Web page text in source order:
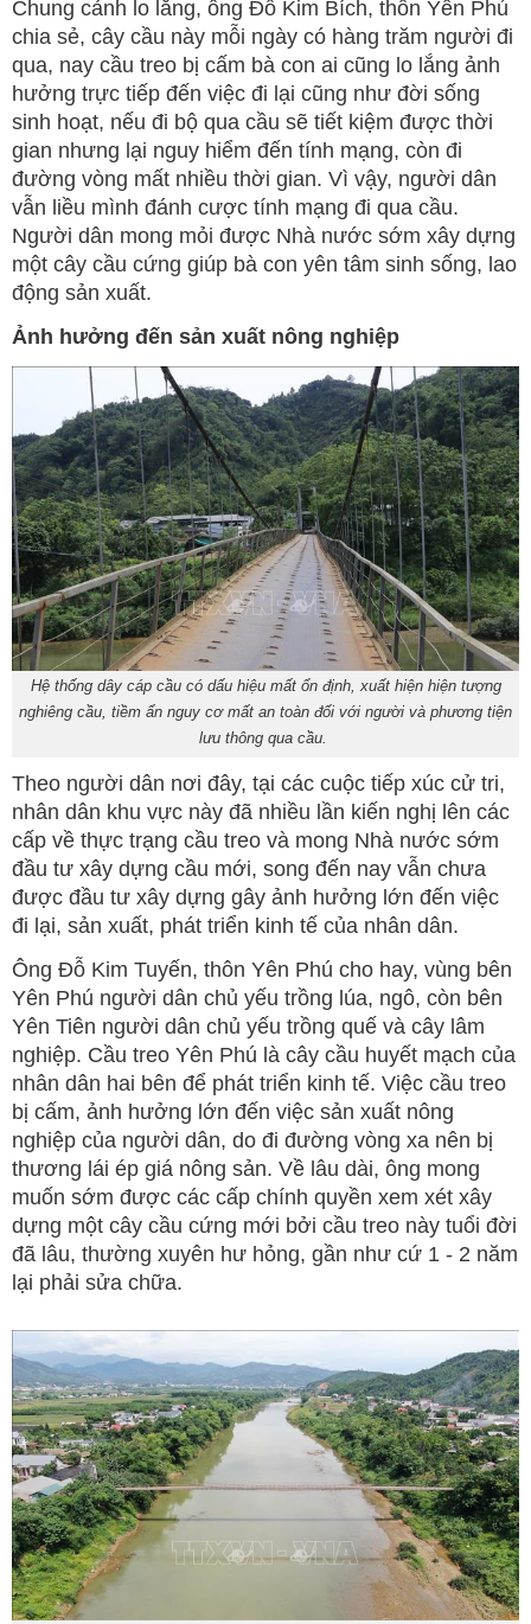
Chung cảnh lo lắng, ông Đỗ Kim Bích, thôn Yên Phú
chia sẻ, cây cầu này mỗi ngày có hàng trăm người đi
qua, nay cầu treo bị cấm bà con ai cũng lo lắng ảnh
hưởng trực tiếp đến việc đi lại cũng như đời sống
sinh hoạt, nếu đi bộ qua cầu sẽ tiết kiệm được thời
gian nhưng lại nguy hiểm đến tính mạng, còn đi
đường vòng mất nhiều thời gian. Vì vậy, người dân
vẫn liều mình đánh cược tính mạng đi qua cầu.
Người dân mong mỏi được Nhà nước sớm xây dựng
một cây cầu cứng giúp bà con yên tâm sinh sống, lao
động sản xuất.
Ảnh hưởng đến sản xuất nông nghiệp
Hệ thống dây cáp cầu có dấu hiệu mất ổn định, xuất hiện hiện tượng
nghiêng cầu, tiềm ẩn nguy cơ mất an toàn đối với người và phương tiện
lưu thông qua cầu.
Theo người dân nơi đây, tại các cuộc tiếp xúc cử tri,
nhân dân khu vực này đã nhiều lần kiến nghị lên các
cấp về thực trạng cầu treo và mong Nhà nước sớm
đầu tư xây dựng cầu mới, song đến nay vẫn chưa
được đầu tư xây dựng gây ảnh hưởng lớn đến việc
đi lại, sản xuất, phát triển kinh tế của nhân dân.
Ông Đỗ Kim Tuyến, thôn Yên Phú cho hay, vùng bên
Yên Phú người dân chủ yếu trồng lúa, ngô, còn bên
Yên Tiên người dân chủ yếu trồng quế và cây lâm
nghiệp. Cầu treo Yên Phú là cây cầu huyết mạch của
nhân dân hai bên để phát triển kinh tế. Việc cầu treo
bị cấm, ảnh hưởng lớn đến việc sản xuất nông
nghiệp của người dân, do đi đường vòng xa nên bị
thương lái ép giá nông sản. Về lâu dài, ông mong
muốn sớm được các cấp chính quyền xem xét xây
dựng một cây cầu cứng mới bởi cầu treo này tuổi đời
đã lâu, thường xuyên hư hỏng, gần như cứ 1 - 2 năm
lại phải sửa chữa.